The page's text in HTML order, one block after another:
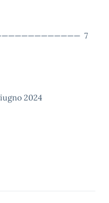
7
2024